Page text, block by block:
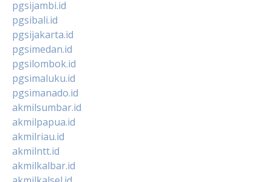
pgsijambi.id
pgsibali.id
pgsijakarta.id
pgsimedan.id
pgsilombok.id
pgsimaluku.id
pgsimanado.id
akmilsumbar.id
akmilpapua.id
akmilriau.id
akmilntt.id
akmilkalbar.id